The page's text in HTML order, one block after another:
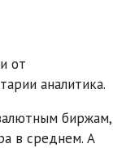
от
аналитика.
биржам,
в среднем. А